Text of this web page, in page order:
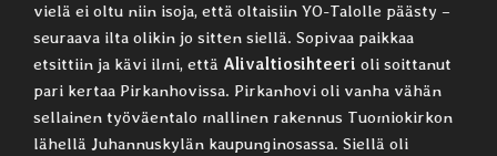
vielä ei oltu niin isoja, että oltaisiin YO-Talolle päästy –
seuraava ilta olikin jo sitten siellä. Sopivaa paikkaa
etsittiin ja kävi ilmi, että Alivaltiosihteeri oli soittanut
pari kertaa Pirkanhovissa. Pirkanhovi oli vanha vähän
sellainen työväentalo mallinen rakennus Tuomiokirkon
lähellä Juhannuskylän kaupunginosassa. Siellä oli